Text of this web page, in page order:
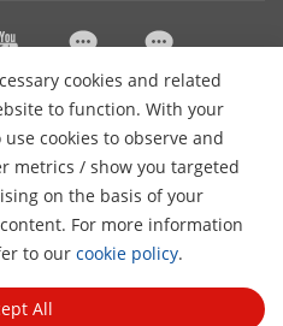
cookies and related
to function. With your
cookies to observe and
metrics / show you targeted
on the basis of your
For more information
to our cookie policy.
All
newsletter
Technology Co.,
Zásady ochrany osobních